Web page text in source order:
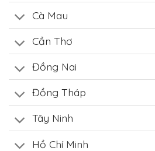
Cà Mau
Cần Thơ
Đồng Nai
Đồng Tháp
Tây Ninh
Hồ Chí Minh